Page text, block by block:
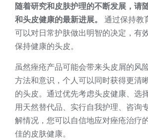
随着研究和皮肤护理的不断发展，请
和头皮健康的最新进展。
通过保持教
可以对日常护肤做出明智的决定，有
保持健康的头皮。
虽然痤疮产品可能会带来头皮屑的风
方法和意识，个人可以同时获得更清
的头皮。通过优先考虑头皮健康、选
用天然替代品、实行自我护理、咨询
解情况，您可以自信地应对痤疮治疗
佳的皮肤健康。